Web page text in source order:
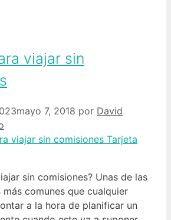
viajar sin
mayo 7, 2018 por David
sin comisiones? Unas de las
comunes que cualquier
a la hora de planificar un